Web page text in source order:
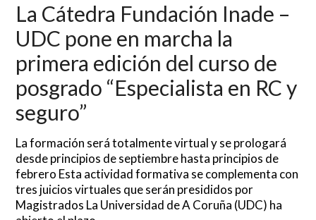
La Cátedra Fundación Inade –
UDC pone en marcha la
primera edición del curso de
posgrado “Especialista en RC y
seguro”
La formación será totalmente virtual y se prologará
desde principios de septiembre hasta principios de
febrero Esta actividad formativa se complementa con
tres juicios virtuales que serán presididos por
Magistrados La Universidad de A Coruña (UDC) ha